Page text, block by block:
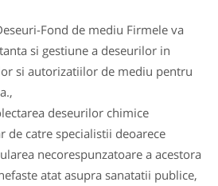
Fond de mediu Firmele va
si gestiune a deseurilor in
si autorizatiilor de mediu pentru
deseurilor chimice
de catre specialistii deoarece
necorespunzatoare a acestora
atat asupra sanatatii publice,